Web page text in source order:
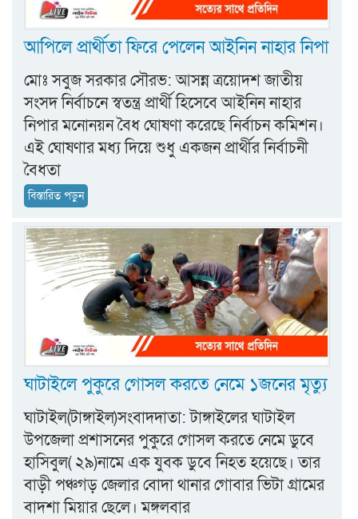
আপিলে প্রার্থীতা ফিরে পেলেন আইনিন নাহার নিপা
মোঃ সবুজ সরকার সৌরভ: আসন্ন ত্রয়োদশ জাতীয়
সংসদ নির্বাচনে স্বতন্ত্র প্রার্থী হিসেবে আইনিন নাহার
নিপার মনোনয়ন বৈধ ঘোষণা করেছে নির্বাচন কমিশন।
এই ঘোষণার মধ্য দিয়ে শুধু একজন প্রার্থীর নির্বাচনী
বৈধতা
বিস্তারিত পড়ুন
ঘাটাইলে পুকুরে গোসল করতে নেমে ১জনের মৃত্যু
ঘাটাইল(টাঙ্গাইল)সংবাদদাতা: টাঙ্গাইলের ঘাটাইল
উপজেলা প্রশাসনের পুকুরে গোসল করতে নেমে ডুবে
হাসিবুল( ২৯)নামে এক যুবক ডুবে নিহত হয়েছে। তার
বাড়ী পঞ্চগড় জেলার বোদা থানার গোবার ভিটা গ্রামের
বাদশা মিয়ার ছেলে। মঙ্গলবার